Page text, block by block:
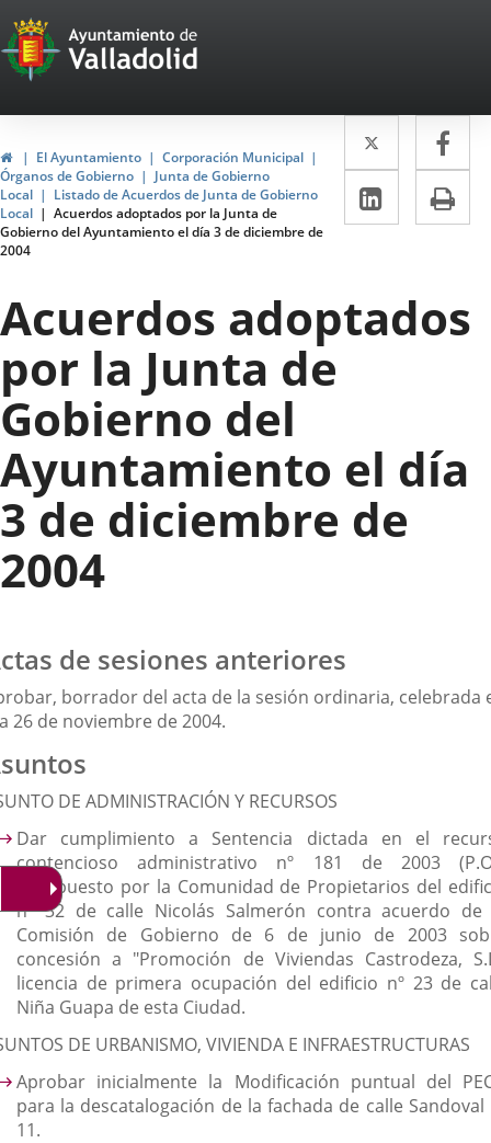
Portal
Web
del
Ayuntamiento
de
Valladolid
HomeEl Ayuntamiento
Corporación Municipal
Órganos de Gobierno
Junta de Gobierno
Local
Listado de Acuerdos de Junta de Gobierno
Local
Acuerdos adoptados por la Junta de
Gobierno del Ayuntamiento el día 3 de diciembre de
2004
Twitter
Enlace
a
una
a
Linkedin
Enlace
a
externa.
Acuerdos adoptados
por la Junta de
Gobierno del
Ayuntamiento el día
3 de diciembre de
2004
de sesiones anteriores
borrador del acta de la sesión ordinaria, celebrada
26 de noviembre de 2004.
DE ADMINISTRACIÓN Y RECURSOS
Dar cumplimiento a Sentencia dictada en el
contencioso administrativo nº 181 de 2003
interpuesto por la Comunidad de Propietarios del
nº 32 de calle Nicolás Salmerón contra acuerdo de
Comisión de Gobierno de 6 de junio de 2003
concesión a "Promoción de Viviendas Castrodeza,
licencia de primera ocupación del edificio nº 23 de
Niña Guapa de esta Ciudad.
DE URBANISMO, VIVIENDA E INFRAESTRUCTURAS
Aprobar inicialmente la Modificación puntual del
para la descatalogación de la fachada de calle Sandoval
11.